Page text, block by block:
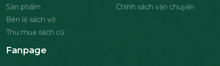
Sản phẩm
Bên lề sách vở
Thu mua sách cũ
Chính sách vận chuyển
Fanpage